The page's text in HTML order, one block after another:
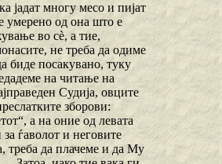
јадат многу месо и пијат
умерено од она што е
во сѐ, а тие,
не треба да одиме
биде посакувано, туку
на читање на
Судија, овците
зборови:
а на оние од левата
ѓаволот и неговите
треба да плачеме и да Му